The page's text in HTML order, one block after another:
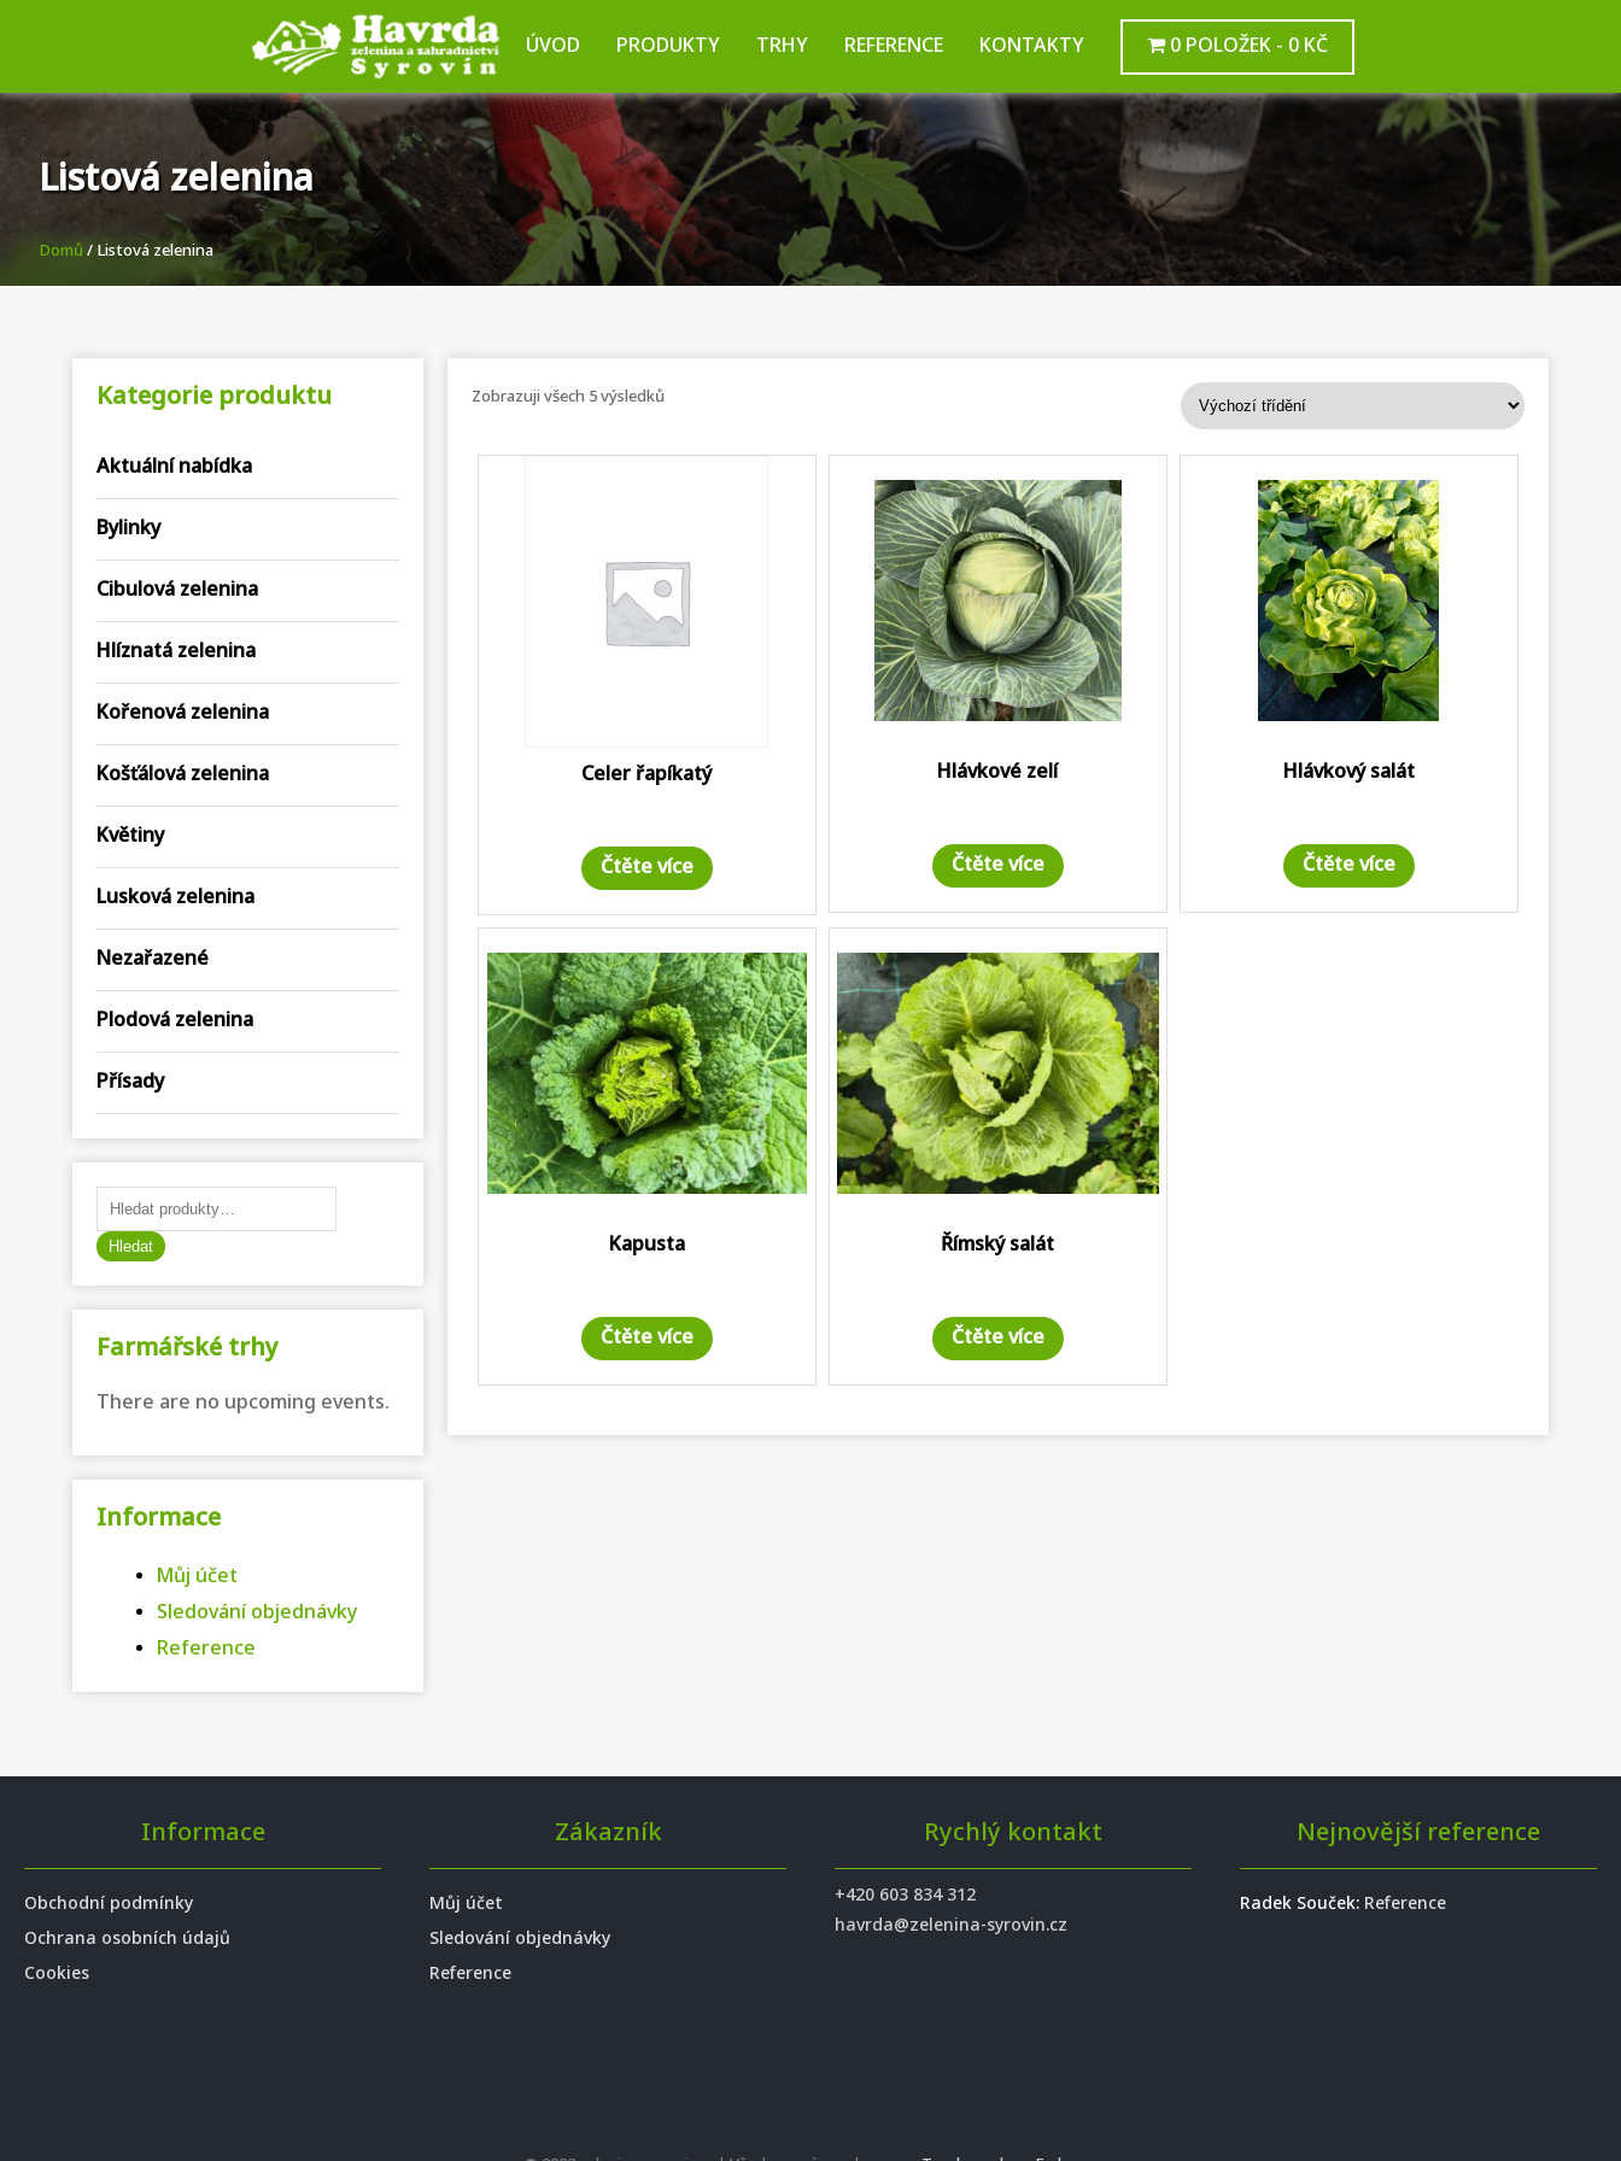
ÚVOD PRODUKTY TRHY REFERENCE KONTAKTY 0 POLOŽEK 0 KČ
Listová zelenina
Domů / Listová zelenina
Kategorie produktu
Aktuální nabídka
Bylinky
Cibulová zelenina
Hlíznatá zelenina
Kořenová zelenina
Košťálová zelenina
Květiny
Lusková zelenina
Nezařazené
Plodová zelenina
Přísady
Hledat:
Hledat
Farmářské trhy
There are no upcoming events.
Informace
Můj účet
Sledování objednávky
Reference
Zobrazuji všech 5 výsledků
Celer řapíkatý
Čtěte více
Hlávkové zelí
Čtěte více
Hlávkový salát
Čtěte více
Kapusta
Čtěte více
Římský salát
Čtěte více
Informace
Obchodní podmínky
Ochrana osobních údajů
Cookies
Zákazník
Můj účet
Sledování objednávky
Reference
Rychlý kontakt
+420 603 834 312
havrda@zelenina-syrovin.cz
Nejnovější reference
Radek Souček: Reference